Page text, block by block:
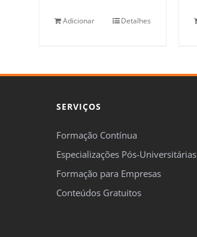
Adicionar Detalhes
SERVIÇOS
Formação Contínua
Especializações Pós-Universitárias
Formação para Empresas
Conteúdos Gratuitos